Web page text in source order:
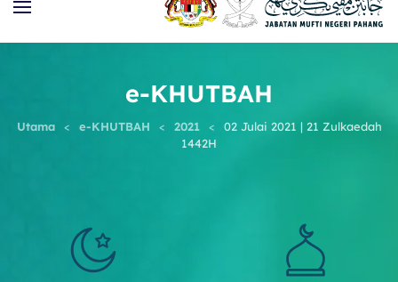
e-KHUTBAH
Utama e-KHUTBAH 2021
02 Julai 2021 | 21 Zulkaedah
1442H